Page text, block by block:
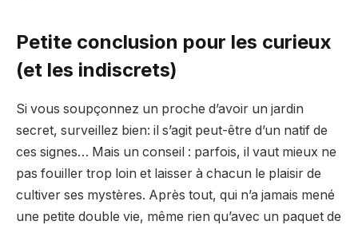
Petite conclusion pour les curieux
(et les indiscrets)
Si vous soupçonnez un proche d’avoir un jardin
secret, surveillez bien: il s’agit peut-être d’un natif de
ces signes… Mais un conseil : parfois, il vaut mieux ne
pas fouiller trop loin et laisser à chacun le plaisir de
cultiver ses mystères. Après tout, qui n’a jamais mené
une petite double vie, même rien qu’avec un paquet de